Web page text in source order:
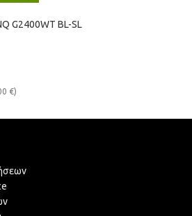
G2400WT BL-SL
€)